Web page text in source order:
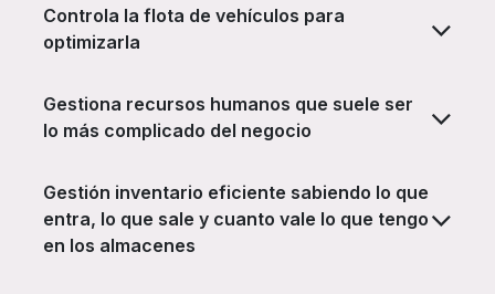
Controla la flota de vehículos para
optimizarla
Gestiona recursos humanos que suele ser
lo más complicado del negocio
Gestión inventario eficiente sabiendo lo que
entra, lo que sale y cuanto vale lo que tengo
en los almacenes